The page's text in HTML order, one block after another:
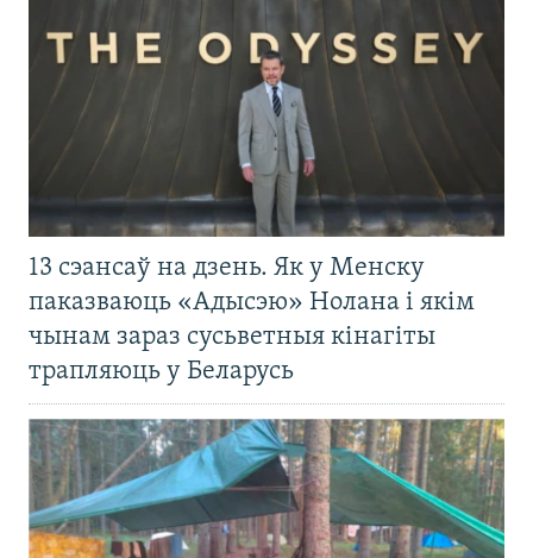
13 сэансаў на дзень. Як у Менску
паказваюць «Адысэю» Нолана і якім
чынам зараз сусьветныя кінагіты
трапляюць у Беларусь